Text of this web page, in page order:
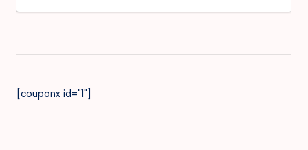
[couponx id="1"]